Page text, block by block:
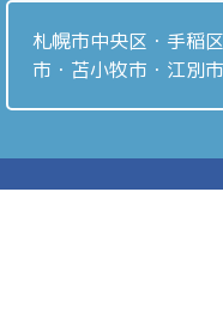
ン
札幌市中央区・手稲
市・苫小牧市・江別